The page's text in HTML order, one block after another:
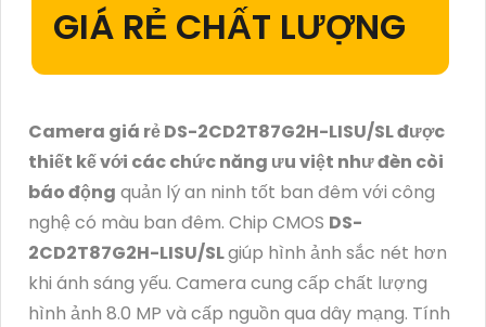
GIÁ RẺ CHẤT LƯỢNG
Camera giá rẻ DS-2CD2T87G2H-LISU/SL được
thiết kế với các chức năng ưu việt như đèn còi
báo động quản lý an ninh tốt ban đêm với công
nghệ có màu ban đêm. Chip CMOS DS-
2CD2T87G2H-LISU/SLgiúp hình ảnh sắc nét hơn
khi ánh sáng yếu. Camera cung cấp chất lượng
hình ảnh 8.0 MP và cấp nguồn qua dây mạng. Tính